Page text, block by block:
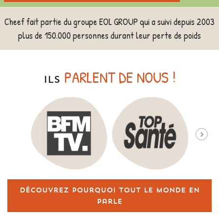
Cheef fait partie du groupe EOL GROUP qui a suivi depuis 2003
plus de 150.000 personnes durant leur perte de poids
ILS PARLENT DE NOUS !
Découvrez pourquoi tout le monde en
parle